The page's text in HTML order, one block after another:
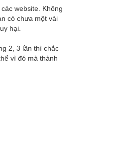
website. Không
có chưa một vài
hại.
2, 3 lần thì chắc
vì đó mà thành